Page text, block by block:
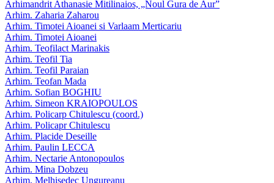
Arhimandrit Athanasie Mitilinaios, „Noul Gura de Aur”
Arhim. Zaharia Zaharou
Arhim. Timotei Aioanei si Varlaam Merticariu
Arhim. Timotei Aioanei
Arhim. Teofilact Marinakis
Arhim. Teofil Tia
Arhim. Teofil Paraian
Arhim. Teofan Mada
Arhim. Sofian BOGHIU
Arhim. Simeon KRAIOPOULOS
Arhim. Policarp Chitulescu (coord.)
Arhim. Policapr Chitulescu
Arhim. Placide Deseille
Arhim. Paulin LECCA
Arhim. Nectarie Antonopoulos
Arhim. Mina Dobzeu
Arhim. Melhisedec Ungureanu